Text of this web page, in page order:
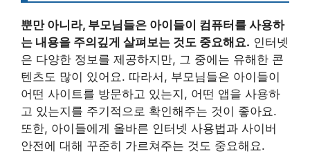
뿐만 아니라, 부모님들은 아이들이 컴퓨터를 사용하
는 내용을 주의깊게 살펴보는 것도 중요해요. 인터넷
은 다양한 정보를 제공하지만, 그 중에는 유해한 콘
텐츠도 많이 있어요. 따라서, 부모님들은 아이들이
어떤 사이트를 방문하고 있는지, 어떤 앱을 사용하
고 있는지를 주기적으로 확인해주는 것이 좋아요.
또한, 아이들에게 올바른 인터넷 사용법과 사이버
안전에 대해 꾸준히 가르쳐주는 것도 중요해요.